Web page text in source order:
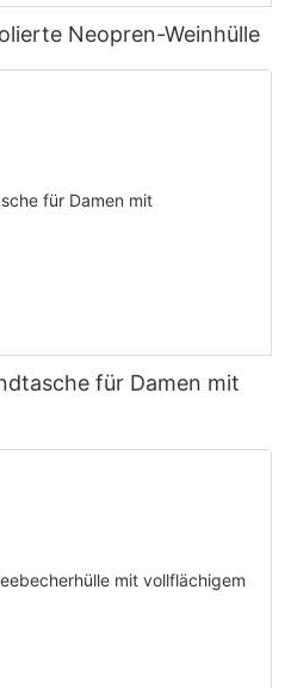
Neopren-Weinhülle
für Damen mit